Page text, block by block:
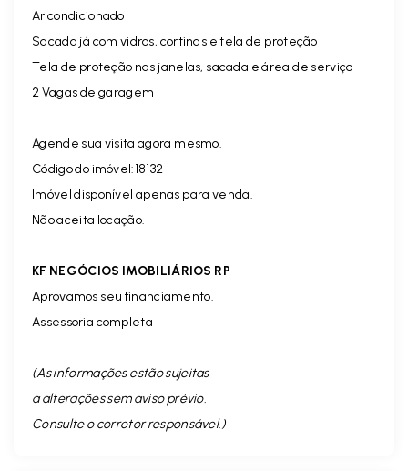
Ar condicionado
Sacada já com vidros, cortinas e tela de proteção
Tela de proteção nas janelas, sacada e área de serviço
2 Vagas de garagem
Agende sua visita agora mesmo.
Código do imóvel:18132
Imóvel disponível apenas para venda.
Não aceita locação.
KF NEGÓCIOS IMOBILIÁRIOS RP
Aprovamos seu financiamento.
Assessoria completa
(As informações estão sujeitas
a alterações sem aviso prévio.
Consulte o corretor responsável. )